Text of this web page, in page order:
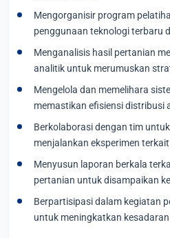
Mengorganisir program
penggunaan teknologi terbaru
Menganalisis hasil pertanian
analitik untuk merumuskan
Mengelola dan memelihara
memastikan efisiensi distribusi
Berkolaborasi dengan tim
menjalankan eksperimen
Menyusun laporan berkala
pertanian untuk disampaikan
Berpartisipasi dalam kegiatan
untuk meningkatkan